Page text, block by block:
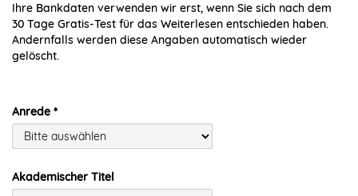
Ihre Bankdaten verwenden wir erst, wenn Sie sich nach dem
30 Tage Gratis-Test für das Weiterlesen entschieden haben.
Andernfalls werden diese Angaben automatisch wieder
gelöscht.
Anrede
Akademischer Titel